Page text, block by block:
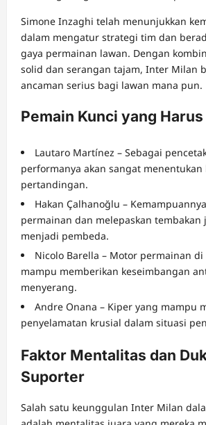
Simone Inzaghi telah menunjukkan
dalam mengatur strategi tim dan
gaya permainan lawan. Dengan
solid dan serangan tajam, Inter Milan
ancaman serius bagi lawan mana pun.
Pemain Kunci yang
Lautaro Martínez – Sebagai
performanya akan sangat menentukan
pertandingan.
Hakan Çalhanoğlu –
permainan dan melepaskan tembakan
menjadi pembeda.
Nicolo Barella – Motor permainan
mampu memberikan keseimbangan
menyerang.
Andre Onana – Kiper yang mampu
penyelamatan krusial dalam situasi
Faktor Mentalitas dan
Suporter
Salah satu keunggulan Inter Milan